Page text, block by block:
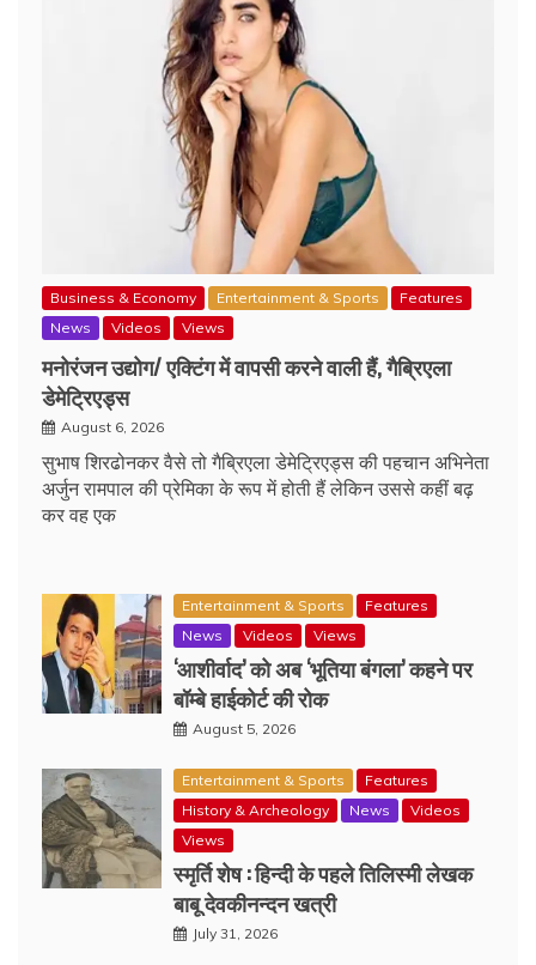
Business & Economy Entertainment & Sports
Features
News
Videos Views
मनोरंजन उद्योग/ एक्टिंग में वापसी करने वाली हैं, गैब्रिएला
डेमेट्रिएड्स
August 6, 2026
सुभाष शिरढोनकर वैसे तो गैब्रिएला डेमेट्रिएड्स की पहचान अभिनेता
अर्जुन रामपाल की प्रेमिका के रूप में होती हैं लेकिन उससे कहीं बढ़
कर वह एक
Entertainment & Sports
Features
News
Videos Views
‘आशीर्वाद’ को अब ‘भूतिया बंगला’ कहने पर
बॉम्बे हाईकोर्ट की रोक
August 5, 2026
Entertainment & Sports
Features
History & Archeology
News
Videos
Views
स्मृर्ति शेष : हिन्दी के पहले तिलिस्मी लेखक
बाबू देवकीनन्दन खत्री
July 31, 2026